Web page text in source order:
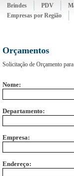
Brindes PDV
Empresas por Região
Orçamentos
Solicitação de Orçamento
Nome:
Departamento:
Empresa:
Endereço: